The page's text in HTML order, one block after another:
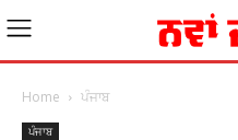
Home ਪੰਜਾਬ
ਪੰਜਾਬ